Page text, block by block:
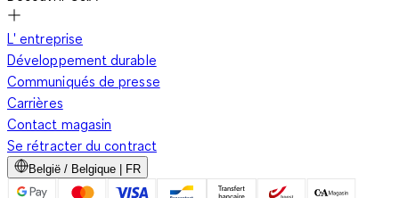
L' entreprise
Développement durable
Communiqués de presse
Carrières
Contact magasin
Se rétracter du contract
België / Belgique | FR